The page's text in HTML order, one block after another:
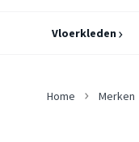
Vloerkleden
Home Merken